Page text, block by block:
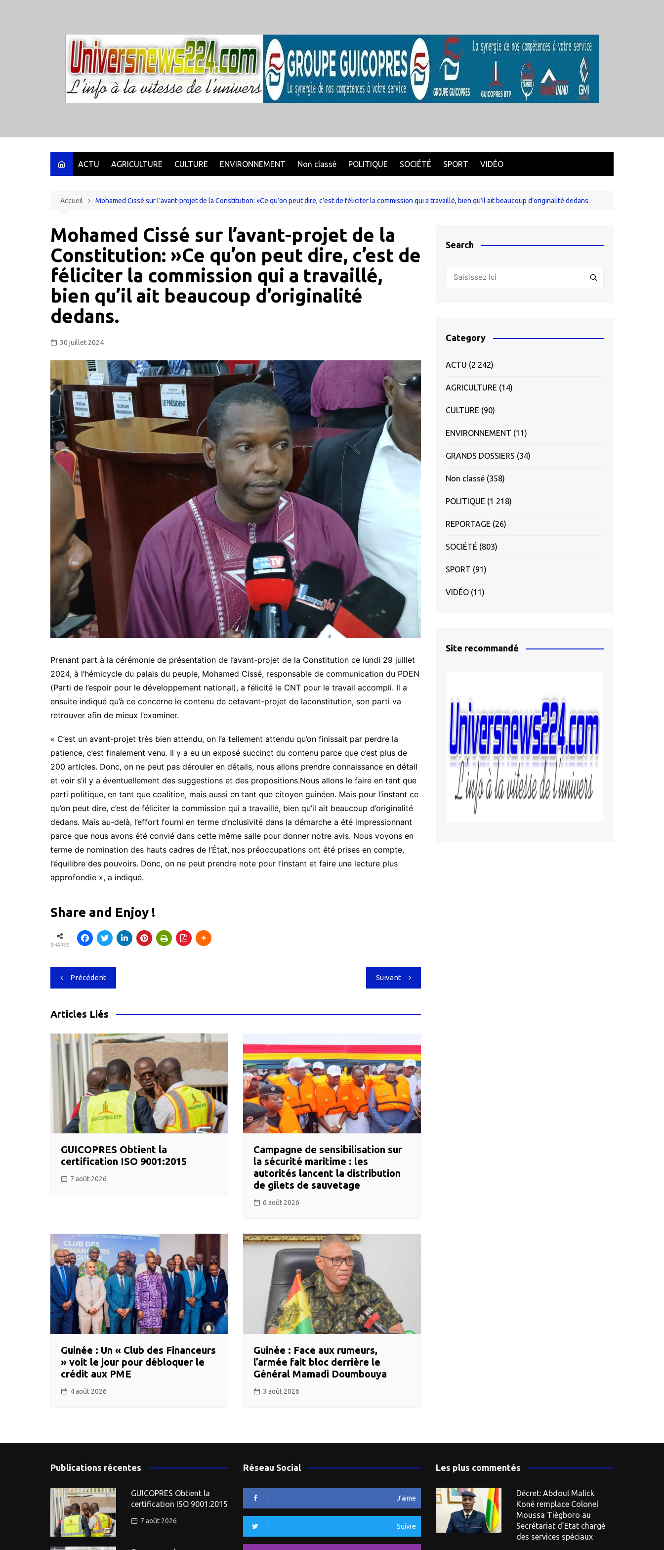
ACTU AGRICULTURE CULTURE ENVIRONNEMENT Non classé POLITIQUE SOCIÉTÉ SPORT VIDÉO
Accueil Mohamed Cissé sur l’avant-projet de la Constitution: »Ce qu’on peut dire, c’est de féliciter la commission qui a travaillé, bien qu’il ait beaucoup d’originalité dedans.
Mohamed Cissé sur l’avant-projet de la
Constitution: »Ce qu’on peut dire, c’est de
féliciter la commission qui a travaillé,
bien qu’il ait beaucoup d’originalité
dedans.
30 juillet 2024
Prenant part à la cérémonie de présentation de l’avant-projet de la Constitution ce lundi 29 juillet
2024, à l’hémicycle du palais du peuple, Mohamed Cissé, responsable de communication du PDEN
(Parti de l’espoir pour le développement national), a félicité le CNT pour le travail accompli. Il a
ensuite indiqué qu’à ce concerne le contenu de cetavant-projet de laconstitution, son parti va
retrouver afin de mieux l’examiner.
« C’est un avant-projet très bien attendu, on l’a tellement attendu qu’on finissait par perdre la
patience, c’est finalement venu. Il y a eu un exposé succinct du contenu parce que c’est plus de
200 articles. Donc, on ne peut pas dérouler en détails, nous allons prendre connaissance en détail
et voir s’il y a éventuellement des suggestions et des propositions.Nous allons le faire en tant que
parti politique, en tant que coalition, mais aussi en tant que citoyen guinéen. Mais pour l’instant ce
qu’on peut dire, c’est de féliciter la commission qui a travaillé, bien qu’il ait beaucoup d’originalité
dedans. Mais au-delà, l’effort fourni en terme d’nclusivité dans la démarche a été impressionnant
parce que nous avons été convié dans cette même salle pour donner notre avis. Nous voyons en
terme de nomination des hauts cadres de l’État, nos préoccupations ont été prises en compte,
l’équilibre des pouvoirs. Donc, on ne peut prendre note pour l’instant et faire une lecture plus
approfondie », a indiqué.
Share and Enjoy !
SHARES
Navigation
de
l’article
Précédent Suivant
Articles Liés
GUICOPRES Obtient la
certification ISO 9001:2015
7 août 2026
Campagne de sensibilisation sur
la sécurité maritime : les
autorités lancent la distribution
de gilets de sauvetage
6 août 2026
Guinée : Un « Club des Financeurs
» voit le jour pour débloquer le
crédit aux PME
4 août 2026
Guinée : Face aux rumeurs,
l’armée fait bloc derrière le
Général Mamadi Doumbouya
3 août 2026
Search
Category
ACTU (2 242)
AGRICULTURE (14)
CULTURE (90)
ENVIRONNEMENT (11)
GRANDS DOSSIERS (34)
Non classé (358)
POLITIQUE (1 218)
REPORTAGE (26)
SOCIÉTÉ (803)
SPORT (91)
VIDÉO (11)
Site recommandé
Publications récentes
GUICOPRES Obtient la
certification ISO 9001:2015
7 août 2026
Réseau Social
J’aime
Suivre
Les plus commentés
Décret: Abdoul Malick
Koné remplace Colonel
Moussa Tiègboro au
Secrétariat d’Etat chargé
des services spéciaux